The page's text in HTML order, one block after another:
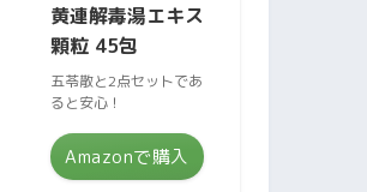
黄連解毒湯エキス
顆粒 45包
五苓散と2点セットであ
ると安心！
Amazonで購入